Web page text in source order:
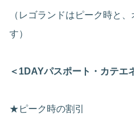
（レゴランドはピーク時と
す）
＜1DAYパスポート・カテエ
★ピーク時の割引